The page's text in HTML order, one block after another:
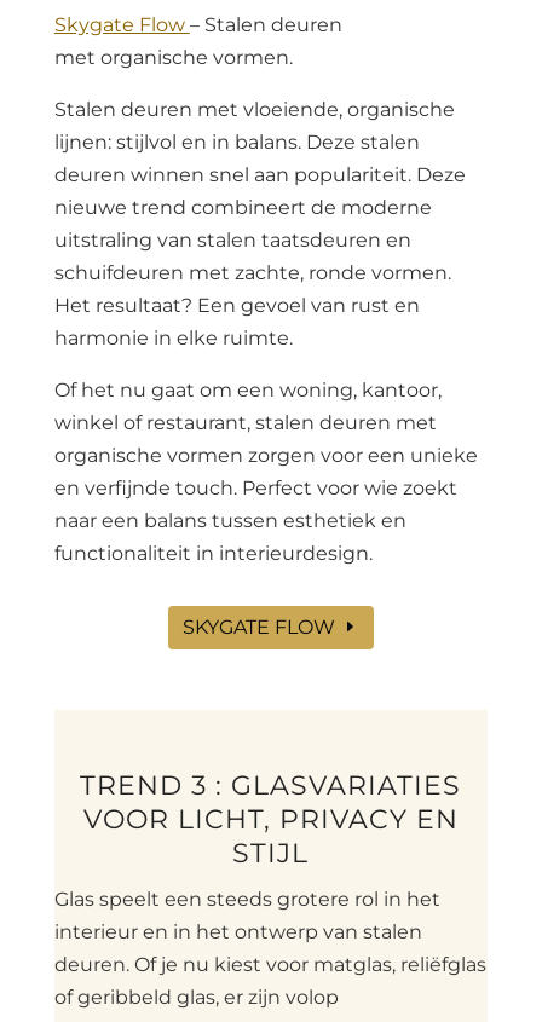
Skygate Flow – Stalen deuren
met organische vormen.
Stalen deuren met vloeiende, organische
lijnen: stijlvol en in balans. Deze stalen
deuren winnen snel aan populariteit. Deze
nieuwe trend combineert de moderne
uitstraling van stalen taatsdeuren en
schuifdeuren met zachte, ronde vormen.
Het resultaat? Een gevoel van rust en
harmonie in elke ruimte.
Of het nu gaat om een woning, kantoor,
winkel of restaurant, stalen deuren met
organische vormen zorgen voor een unieke
en verfijnde touch. Perfect voor wie zoekt
naar een balans tussen esthetiek en
functionaliteit in interieurdesign.
SKYGATE FLOW
TREND 3 : GLASVARIATIES
VOOR LICHT, PRIVACY EN
STIJL
Glas speelt een steeds grotere rol in het
interieur en in het ontwerp van stalen
deuren. Of je nu kiest voor matglas, reliëfglas
of geribbeld glas, er zijn volop